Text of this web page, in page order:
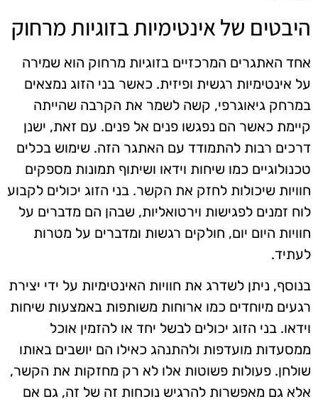
היבטים של אינטימיות בזוגיות מרחוק
אחד האתגרים המרכזיים בזוגיות מרחוק הוא שמירה
על אינטימיות רגשית ופיזית. כאשר בני הזוג נמצאים
במרחק גיאוגרפי, קשה לשמר את הקרבה שהייתה
קיימת כאשר הם נפגשו פנים אל פנים. עם זאת, ישנן
דרכים רבות להתמודד עם האתגר הזה. שימוש בכלים
טכנולוגיים כמו שיחות וידאו ושיתוף תמונות מספקים
חוויות שיכולות לחזק את הקשר. בני הזוג יכולים לקבוע
לוח זמנים לפגישות וירטואליות, שבהן הם מדברים על
חוויות היום יום, חולקים רגשות ומדברים על מטרות
לעתיד.
בנוסף, ניתן לשדרג את חוויות האינטימיות על ידי יצירת
רגעים מיוחדים כמו ארוחות משותפות באמצעות שיחות
וידאו. בני הזוג יכולים לבשל יחד או להזמין אוכל
ממסעדות מועדפות ולהתנהג כאילו הם יושבים באותו
שולחן. פעולות פשוטות אלו לא רק מחזקות את הקשר,
אלא גם מאפשרות להרגיש נוכחות זה של זה, גם אם